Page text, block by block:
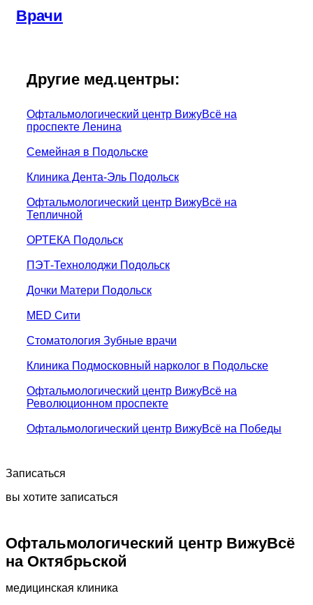
Врачи
Другие мед.центры:
Офтальмологический центр ВижуВсё на
проспекте Ленина
Семейная в Подольске
Клиника Дента-Эль Подольск
Офтальмологический центр ВижуВсё на
Тепличной
ОРТЕКА Подольск
ПЭТ-Технолоджи Подольск
Дочки Матери Подольск
MED Сити
Стоматология Зубные врачи
Клиника Подмосковный нарколог в Подольске
Офтальмологический центр ВижуВсё на
Революционном проспекте
Офтальмологический центр ВижуВсё на Победы
Записаться
вы хотите записаться
Офтальмологический центр ВижуВсё
на Октябрьской
медицинская клиника